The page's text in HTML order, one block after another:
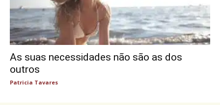
As suas necessidades não são as dos
outros
Patricia Tavares